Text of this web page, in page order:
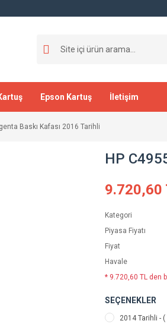
Epson Kartuş İletişim
Baskı Kafası 2016 Tarihli
HP
9.720,60
Kategori
Piyasa Fiyatı
Fiyat
Havale
* 9.720,60 TL den
SEÇENEKLER
2014 Tarihli - (